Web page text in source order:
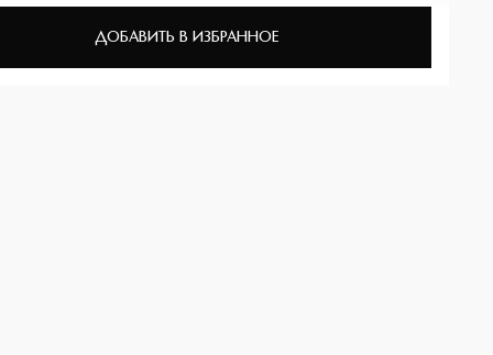
ДОБАВИТЬ В ИЗБРАННОЕ